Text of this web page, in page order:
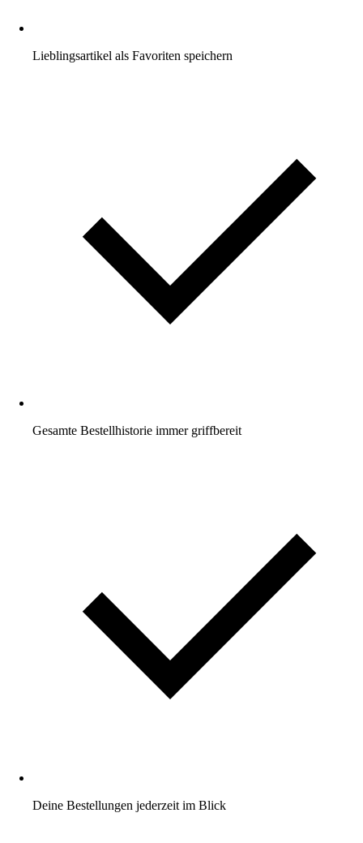
Lieblingsartikel als Favoriten speichern
Gesamte Bestellhistorie immer griffbereit
Deine Bestellungen jederzeit im Blick